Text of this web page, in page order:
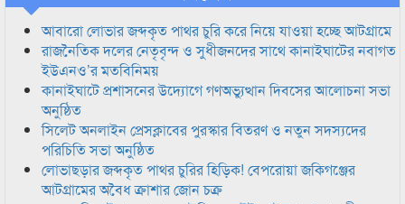
আবারো লোভার জব্দকৃত পাথর চুরি করে নিয়ে যাওয়া হচ্ছে আটগ্রামে
রাজনৈতিক দলের নেতৃবৃন্দ ও সুধীজনদের সাথে কানাইঘাটের নবাগত
ইউএনও’র মতবিনিময়
কানাইঘাটে প্রশাসনের উদ্যোগে গণঅভ্যুত্থান দিবসের আলোচনা সভা
অনুষ্ঠিত
সিলেট অনলাইন প্রেসক্লাবের পুরস্কার বিতরণ ও নতুন সদস্যদের
পরিচিতি সভা অনুষ্ঠিত
লোভাছড়ার জব্দকৃত পাথর চুরির হিড়িক! বেপরোয়া জকিগঞ্জের
আটগ্রামের অবৈধ ক্রাশার জোন চক্র